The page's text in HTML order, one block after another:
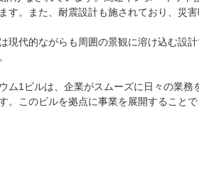
。また、耐震設計も施されており、災害
代的ながらも周囲の景観に溶け込む設
1ビルは、企業がスムーズに日々の業
このビルを拠点に事業を展開すること